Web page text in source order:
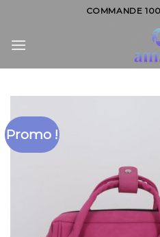
content
COMMANDE
Promo !